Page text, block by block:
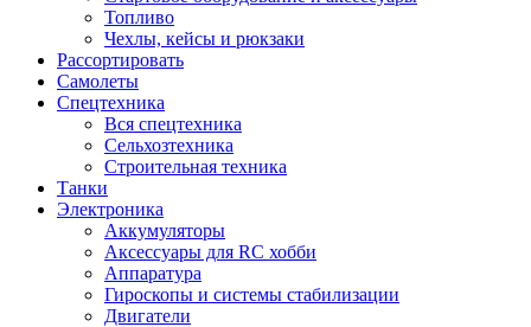
Топливо
Чехлы, кейсы и рюкзаки
Рассортировать
Самолеты
Спецтехника
Вся спецтехника
Сельхозтехника
Строительная техника
Танки
Электроника
Аккумуляторы
Аксессуары для RC хобби
Аппаратура
Гироскопы и системы стабилизации
Двигатели